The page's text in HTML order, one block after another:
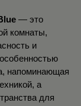
— это
комнаты,
и
напоминающая
а
для